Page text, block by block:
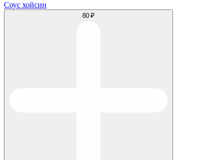
Соус хойсин
80 ₽